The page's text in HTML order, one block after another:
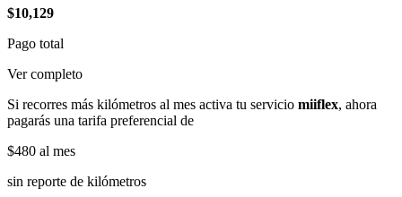
$10,129
Pago total
Ver completo
Si recorres más kilómetros al mes activa tu servicio miiflex, ahora
pagarás una tarifa preferencial de
$480 al mes
sin reporte de kilómetros